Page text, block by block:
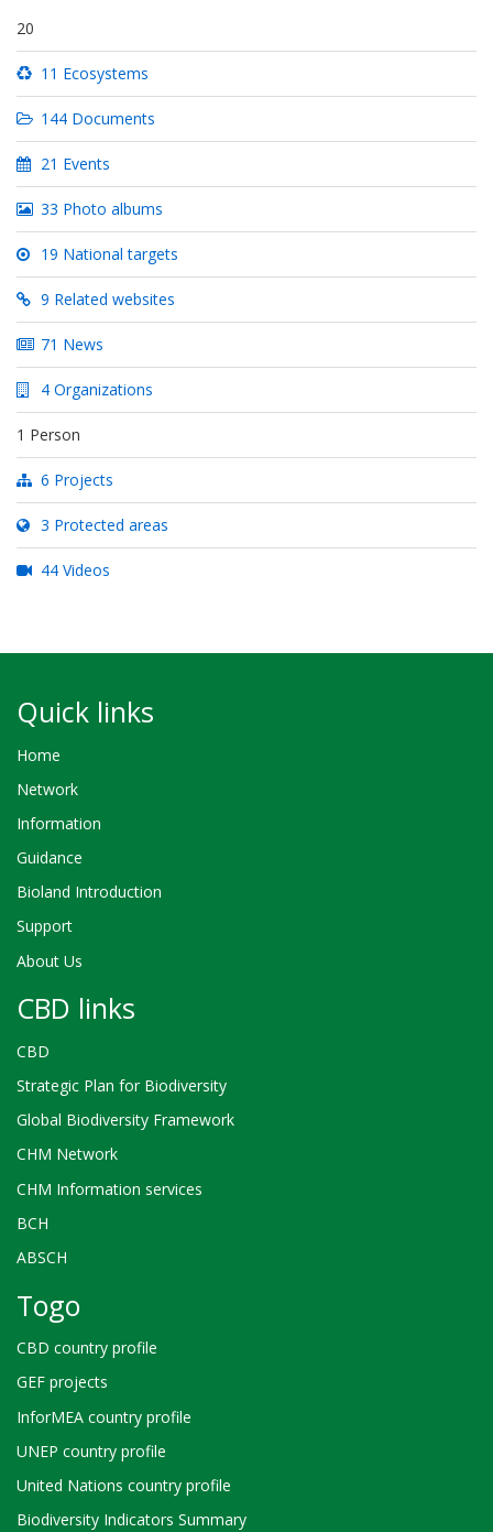
20
11 Ecosystems
144 Documents
21 Events
33 Photo albums
19 National targets
9 Related websites
71 News
4 Organizations
1 Person
6 Projects
3 Protected areas
44 Videos
Quick links
Home
Network
Information
Guidance
Bioland Introduction
Support
About Us
CBD links
CBD
Strategic Plan for Biodiversity
Global Biodiversity Framework
CHM Network
CHM Information services
BCH
ABSCH
Togo
CBD country profile
GEF projects
InforMEA country profile
UNEP country profile
United Nations country profile
Biodiversity Indicators Summary